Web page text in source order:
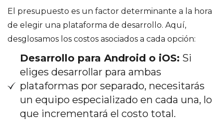
El presupuesto es un factor determinante a la hora
de elegir una plataforma de desarrollo. Aquí,
desglosamos los costos asociados a cada opción:
Desarrollo para Android o iOS: Si
eliges desarrollar para ambas
plataformas por separado, necesitarás
un equipo especializado en cada una, lo
que incrementará el costo total.